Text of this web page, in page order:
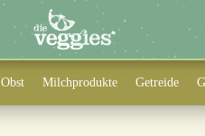
Obst Milchprodukte Getreide